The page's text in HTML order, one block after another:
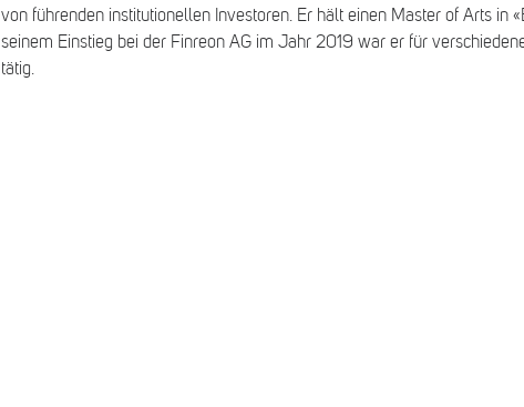
von führenden institutionellen Investoren. Er hält einen Master of Arts in
seinem Einstieg bei der Finreon AG im Jahr 2019 war er für
tätig.